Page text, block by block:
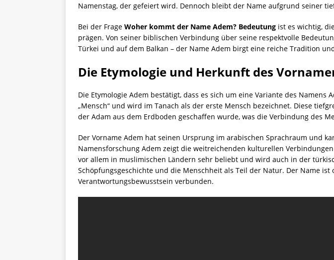
Namenstag, der gefeiert wird. Dennoch bleibt der Name aufgrund seiner
Bei der Frage Woher kommt der Name Adem? Bedeutung ist es wichtig,
prägen. Von seiner biblischen Verbindung über seine respektvolle
Türkei und auf dem Balkan – der Name Adem birgt eine reiche Tradition
Die Etymologie und Herkunft des
Die Etymologie Adem bestätigt, dass es sich um eine Variante des
„Mensch“ und wird im Tanach als der erste Mensch bezeichnet. Diese
der Adam aus dem Erdboden geschaffen wurde, was die Verbindung des
Der Vorname Adem hat seinen Ursprung im arabischen Sprachraum und
Namensforschung Adem zeigt die weitreichenden kulturellen
vor allem in muslimischen Ländern sehr beliebt und wird auch in der
Schöpfungsgeschichte und die Menschheit als Teil der Natur. Der Name
Verantwortungsbewusstsein verbunden.